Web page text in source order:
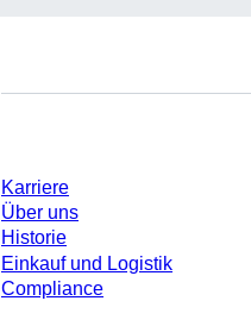
Karriere
Über uns
Historie
Einkauf und Logistik
Compliance